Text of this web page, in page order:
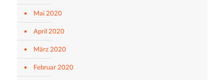
Mai 2020
April 2020
März 2020
Februar 2020